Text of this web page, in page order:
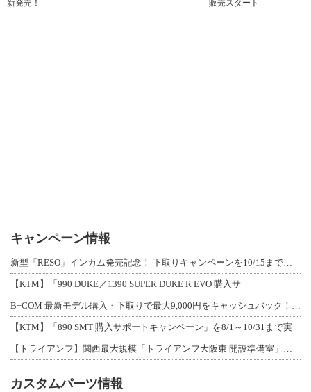
新発売！
販売スタート
キャンペーン情報
新型「RESO」インカム発売記念！ 下取りキャンペーンを10/15まで延長して開
【KTM】「990 DUKE／1390 SUPER DUKE R EVO 購入サ
B+COM 最新モデル購入・下取りで最大9,000円をキャッシュバック！「B+F
【KTM】「890 SMT 購入サポートキャンペーン」を8/1～10/31まで実
【トライアンフ】関西最大規模「トライアンフ大阪東 開設準備室」がオープン！ 限定
カスタムパーツ情報